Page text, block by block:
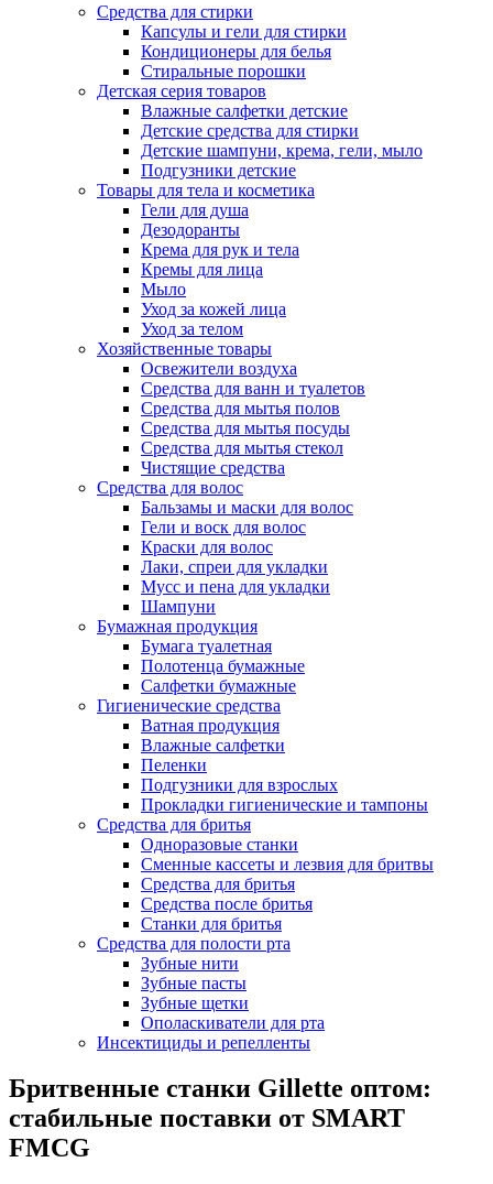
Средства для стирки
Капсулы и гели для стирки
Кондиционеры для белья
Стиральные порошки
Детская серия товаров
Влажные салфетки детские
Детские средства для стирки
Детские шампуни, крема, гели, мыло
Подгузники детские
Товары для тела и косметика
Гели для душа
Дезодоранты
Крема для рук и тела
Кремы для лица
Мыло
Уход за кожей лица
Уход за телом
Хозяйственные товары
Освежители воздуха
Средства для ванн и туалетов
Средства для мытья полов
Средства для мытья посуды
Средства для мытья стекол
Чистящие средства
Средства для волос
Бальзамы и маски для волос
Гели и воск для волос
Краски для волос
Лаки, спреи для укладки
Мусс и пена для укладки
Шампуни
Бумажная продукция
Бумага туалетная
Полотенца бумажные
Салфетки бумажные
Гигиенические средства
Ватная продукция
Влажные салфетки
Пеленки
Подгузники для взрослых
Прокладки гигиенические и тампоны
Средства для бритья
Одноразовые станки
Сменные кассеты и лезвия для бритвы
Средства для бритья
Средства после бритья
Станки для бритья
Средства для полости рта
Зубные нити
Зубные пасты
Зубные щетки
Ополаскиватели для рта
Инсектициды и репелленты
Бритвенные станки Gillette оптом:
стабильные поставки от SMART
FMCG